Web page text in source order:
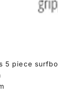
5 piece